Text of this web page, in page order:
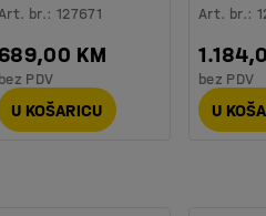
br.: 127671
689,00 KM
bez PDV
U KOŠARICU
Art. br.:
bez PDV
U